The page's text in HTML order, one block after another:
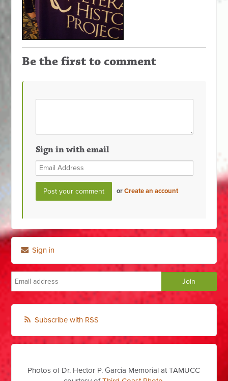
Be the first to comment
Sign in with email
orCreate an account
Sign in
Subscribe with RSS
Photos of Dr. Hector P. Garcia Memorial at TAMUCC